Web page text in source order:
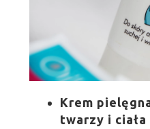
Krem
twarzy i